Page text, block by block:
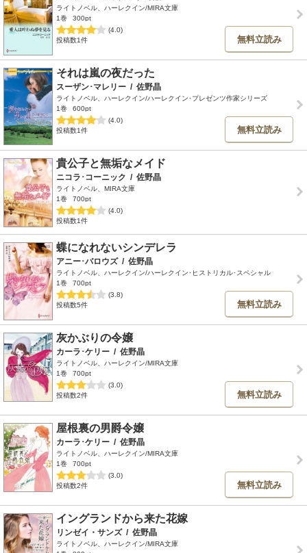
ライトノベル、ハーレクイン/MIRA文庫
1巻
300pt
(4.0)
投稿数1件
無料立読み
それは嵐の夜だった
スーザン･マレリー / 佐野晶
ライトノベル、ハーレクイン/ハーレクイン･プレゼンツ作家シリーズ
1巻
600pt
(4.0)
投稿数1件
無料立読み
貴公子と無垢なメイド
ニコラ･コーニック / 佐野晶
ライトノベル、MIRA文庫
1巻
700pt
(4.0)
投稿数1件
蝶になれないシンデレラ
アニー･バロウズ / 佐野晶
ライトノベル、ハーレクイン/ハーレクイン･ヒストリカル･スペシャル
1巻
700pt
(3.8)
投稿数5件
無料立読み
灰かぶりの令嬢
カーラ･ケリー / 佐野晶
ライトノベル、ハーレクイン/MIRA文庫
1巻
700pt
(3.0)
投稿数2件
無料立読み
屋根裏の男爵令嬢
カーラ･ケリー / 佐野晶
ライトノベル、ハーレクイン/MIRA文庫
1巻
700pt
(3.0)
投稿数2件
無料立読み
イングランドから来た花嫁
リンゼイ・サンズ / 佐野晶
ライトノベル、ハーレクイン/MIRA文庫